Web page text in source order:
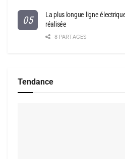
La plus longue ligne
réalisée
8 PARTAGES
Tendance